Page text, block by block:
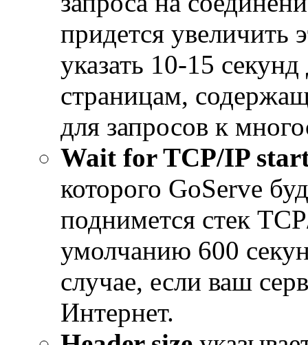
придется увеличить
указать 10-15
страницам,
для запросов к
Wait for TCP/IP
которого GoServe
поднимется стек
умолчанию 600
случае, если ваш
Интернет.